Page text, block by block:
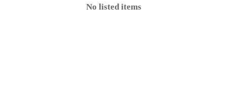
No listed items